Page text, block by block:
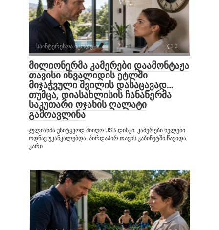
საინტერესოა იცოდე 0
მილიონერმა კამერები დაამონტაჟა
თავისი ინვალიდის ეტლში
მიჯაჭვული შვილის დასაცავად…
თუმცა, დიასახლისის ჩანაწერმა
საკუთარი ოჯახის ღალატი
გამოავლინა
ჯულიანმა უსიტყვოდ მიიღო USB დისკი. კამერები ხელები
ოდნავ უკანკალებდა. პირდაპირ თავის კაბინეტში წავიდა,
კარი